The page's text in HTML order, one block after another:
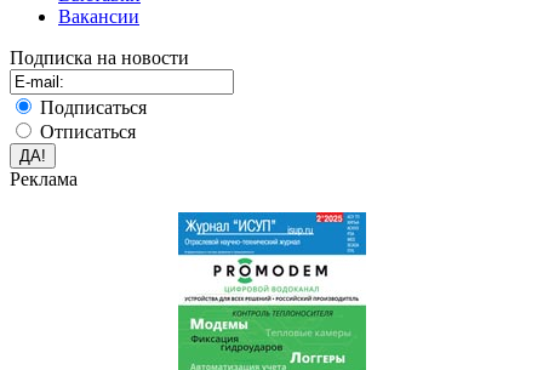
Вакансии
Подписка на новости
Подписаться
Отписаться
Реклама